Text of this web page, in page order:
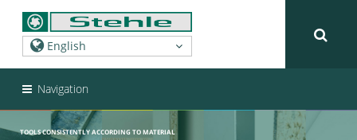
Navigation
TOOLS CONSISTENTLY ACCORDING TO MATERIAL